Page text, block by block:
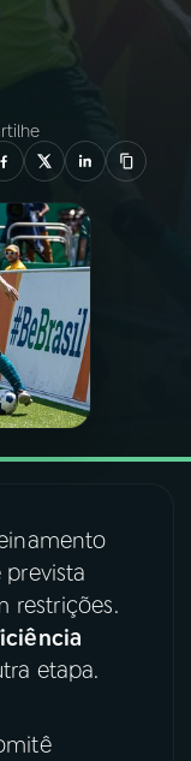
prevista
restrições.
etapa.